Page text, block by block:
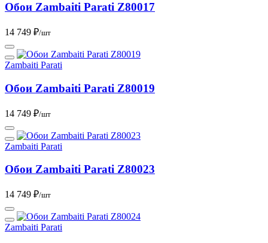
Обои Zambaiti Parati Z80017
14 749 ₽/шт
Zambaiti Parati
Обои Zambaiti Parati Z80019
14 749 ₽/шт
Zambaiti Parati
Обои Zambaiti Parati Z80023
14 749 ₽/шт
Zambaiti Parati